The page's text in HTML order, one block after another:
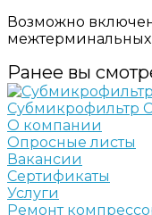
Возможно
межтерминальных
Ранее вы
Субмикрофильтр
О компании
Опросные листы
Вакансии
Сертификаты
Услуги
Ремонт